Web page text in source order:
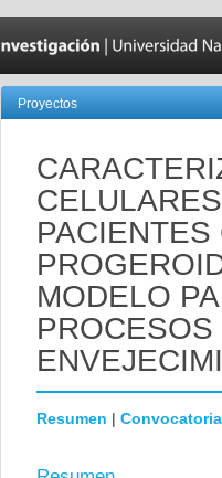
Proyectos
MODELO
Resumen | Convocatoria